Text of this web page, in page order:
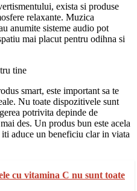
exista si produse
relaxante. Muzica
anumite sisteme audio pot
mai placut pentru odihna si
tine
smart, este important sa te
Nu toate dispozitivele sunt
potrivita depinde de
des. Un produs bun este acela
aduce un beneficiu clar in viata
cu vitamina C nu sunt toate